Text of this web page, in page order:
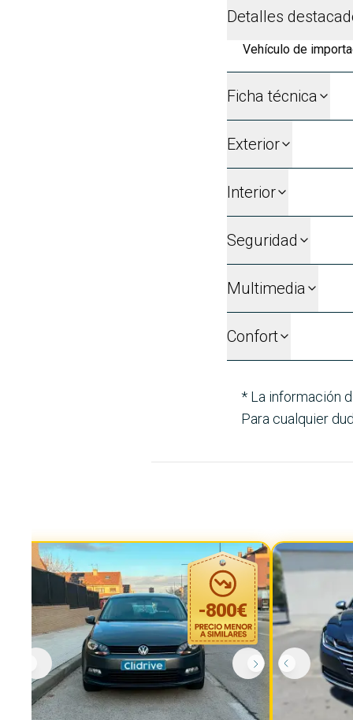
Detalles
Vehículo de
Ficha técnica
Exterior
Interior
Seguridad
Multimedia
Confort
* La información
Para cualquier
-800€